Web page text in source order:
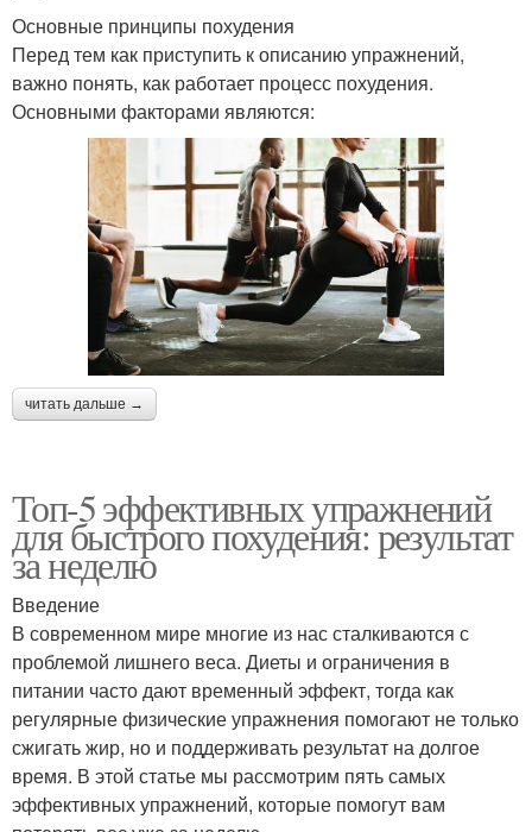
Основные принципы похудения
Перед тем как приступить к описанию упражнений,
важно понять, как работает процесс похудения.
Основными факторами являются:
читать дальше →
Топ-5 эффективных упражнений
для быстрого похудения: результат
за неделю
Введение
В современном мире многие из нас сталкиваются с
проблемой лишнего веса. Диеты и ограничения в
питании часто дают временный эффект, тогда как
регулярные физические упражнения помогают не только
сжигать жир, но и поддерживать результат на долгое
время. В этой статье мы рассмотрим пять самых
эффективных упражнений, которые помогут вам